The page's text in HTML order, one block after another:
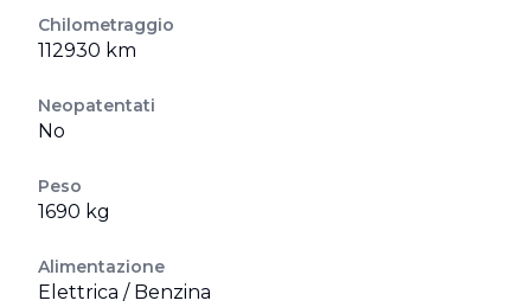
Chilometraggio
112930 km
Neopatentati
No
Peso
1690 kg
Alimentazione
Elettrica / Benzina